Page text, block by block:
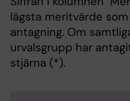
lägsta meritvärde
antagning. Om
urvalsgrupp har
stjärna (*).